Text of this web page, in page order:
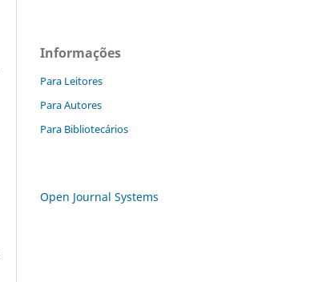
Informações
Para Leitores
Para Autores
Para Bibliotecários
Open Journal Systems